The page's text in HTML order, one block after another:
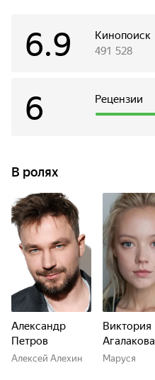
Кинопоиск
6.9 491 528
Рецензии
6
В ролях
Александр
Петров
Алексей Алехин
Виктория
Агалакова
Маруся